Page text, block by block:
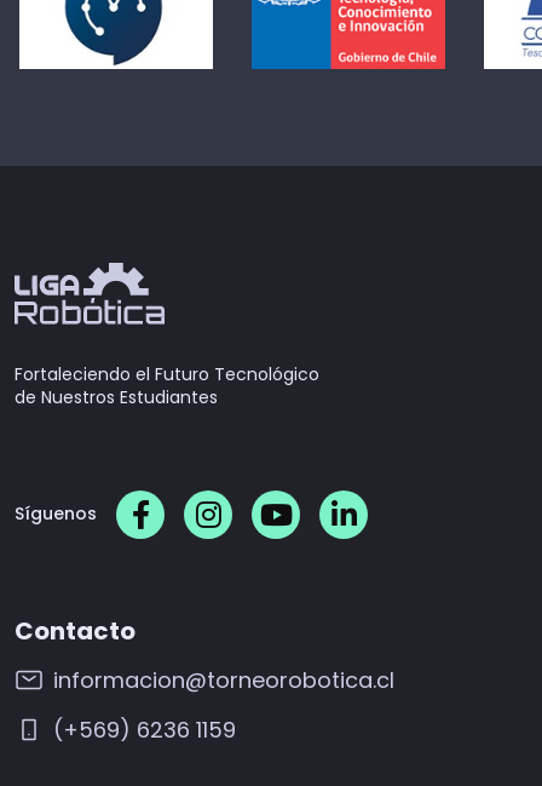
Fortaleciendo el Futuro Tecnológico
de Nuestros Estudiantes
Síguenos
Contacto
informacion@torneorobotica.cl
(+569) 6236 1159